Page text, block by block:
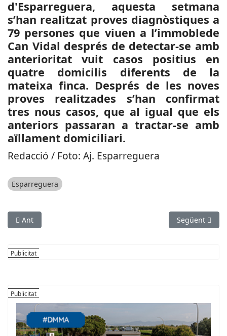
d'Esparreguera, aquesta setmana
s’han realitzat proves diagnòstiques a
79 persones que viuen a l’immoblede
Can Vidal després de detectar-se amb
anterioritat vuit casos positius en
quatre domicilis diferents de la
mateixa finca. Després de les noves
proves realitzades s’han confirmat
tres nous casos, que al igual que els
anteriors passaran a tractar-se amb
aïllament domiciliari.
Redacció / Foto: Aj. Esparreguera
Esparreguera
Article anterior: ESPORTS (BÀSQUET, LEB PLATA): El CB
Ant Article
Següent